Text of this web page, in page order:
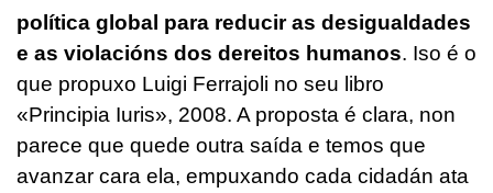
política global para reducir as desigualdades
e as violacións dos dereitos humanos. Iso é o
que propuxo Luigi Ferrajoli no seu libro
«Principia Iuris», 2008. A proposta é clara, non
parece que quede outra saída e temos que
avanzar cara ela, empuxando cada cidadán ata